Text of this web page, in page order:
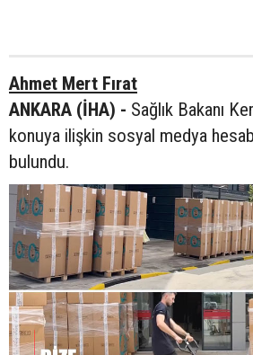
Ahmet Mert Fırat
ANKARA (İHA) - Sağlık Bakanı
konuya ilişkin sosyal medya
bulundu.